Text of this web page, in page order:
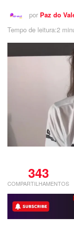
por Paz do
Tempo de leitura:2
343
COMPARTILHAMENTOS